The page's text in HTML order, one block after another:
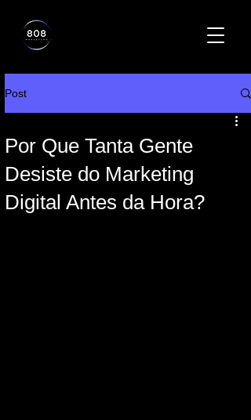
Post
Por Que Tanta Gente
Desiste do Marketing
Digital Antes da Hora?